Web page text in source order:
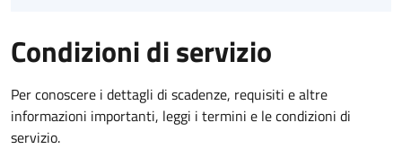
Condizioni di servizio
Per conoscere i dettagli di scadenze, requisiti e altre
informazioni importanti, leggi i termini e le condizioni di
servizio.